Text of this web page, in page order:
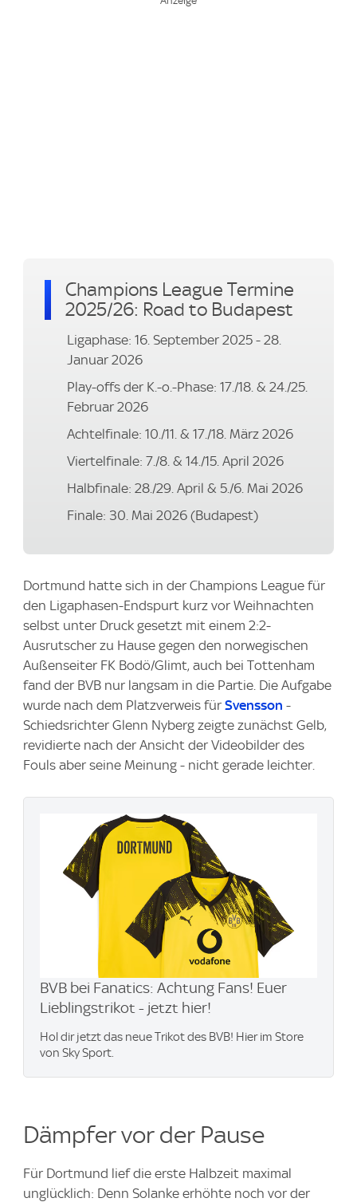
Champions League Termine
2025/26: Road to Budapest
Ligaphase: 16. September 2025 - 28.
Januar 2026
Play-offs der K.-o.-Phase: 17./18. & 24./25.
Februar 2026
Achtelfinale: 10./11. & 17./18. März 2026
Viertelfinale: 7./8. & 14./15. April 2026
Halbfinale: 28./29. April & 5./6. Mai 2026
Finale: 30. Mai 2026 (Budapest)
Dortmund hatte sich in der Champions League für
den Ligaphasen-Endspurt kurz vor Weihnachten
selbst unter Druck gesetzt mit einem 2:2-
Ausrutscher zu Hause gegen den norwegischen
Außenseiter FK Bodö/Glimt, auch bei Tottenham
fand der BVB nur langsam in die Partie. Die Aufgabe
wurde nach dem Platzverweis für Svensson -
Schiedsrichter Glenn Nyberg zeigte zunächst Gelb,
revidierte nach der Ansicht der Videobilder des
Fouls aber seine Meinung - nicht gerade leichter.
BVB bei Fanatics: Achtung Fans! Euer
Lieblingstrikot - jetzt hier!
Hol dir jetzt das neue Trikot des BVB! Hier im Store
von Sky Sport.
Dämpfer vor der Pause
Für Dortmund lief die erste Halbzeit maximal
unglücklich: Denn Solanke erhöhte noch vor der